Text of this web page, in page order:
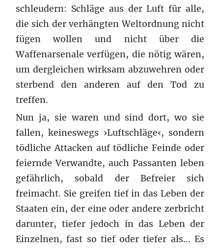
schleudern: Schläge aus der Luft für alle,
die sich der verhängten Weltordnung nicht
fügen wollen und nicht über die
Waffenarsenale verfügen, die nötig wären,
um dergleichen wirksam abzuwehren oder
sterbend den anderen auf den Tod zu
treffen.
Nun ja, sie waren und sind dort, wo sie
fallen, keineswegs ›Luftschläge‹, sondern
tödliche Attacken auf tödliche Feinde oder
feiernde Verwandte, auch Passanten leben
gefährlich, sobald der Befreier sich
freimacht. Sie greifen tief in das Leben der
Staaten ein, der eine oder andere zerbricht
darunter, tiefer jedoch in das Leben der
Einzelnen, fast so tief oder tiefer als... Es